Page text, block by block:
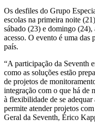
Os desfiles do Grupo
escolas na primeira noite
sábado (23) e domingo (24),
acesso. O evento é uma
país.
“A participação da Seventh
como as soluções estão
de projetos de
integração com o que há de
à flexibilidade de se
permite atender projetos
Geral da Seventh, Érico